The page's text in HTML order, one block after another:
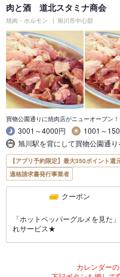
肉と酒 道北スタミナ商会
焼肉・ホルモン 旭川市中心部
買物公園通りに焼肉店がニューオープン！
3001～4000円
1001～
旭川駅を背にして買物公園通
【アプリ予約限定】最大350ポイント還
適格請求書発行事業者
クーポン
「ホットペッパーグルメを見
れサービス★
カレンダー